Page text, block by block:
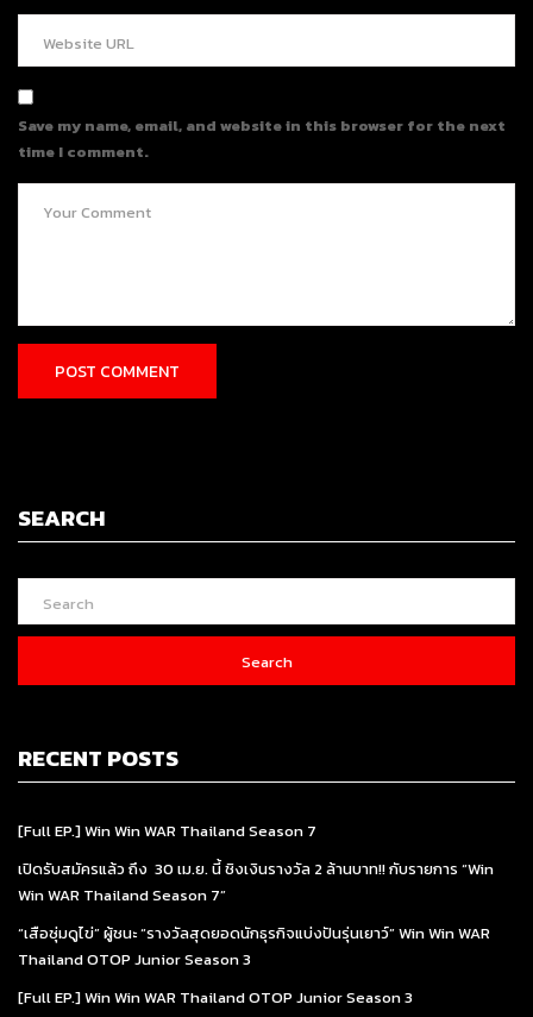
Save my name, email, and website in this browser for the next
time I comment.
SEARCH
Search
RECENT POSTS
[Full EP.] Win Win WAR Thailand Season 7
เปิดรับสมัครแล้ว ถึง 30 เม.ย. นี้ ชิงเงินรางวัล 2 ล้านบาท!! กับรายการ “Win
Win WAR Thailand Season 7”
“เสือซุ่มดูไข่” ผู้ชนะ “รางวัลสุดยอดนักธุรกิจแบ่งปันรุ่นเยาว์” Win Win WAR
Thailand OTOP Junior Season 3
[Full EP.] Win Win WAR Thailand OTOP Junior Season 3